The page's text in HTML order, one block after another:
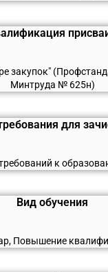
закупок"
Минтруда № 625н)
для
к
Вид обучения
Повышение